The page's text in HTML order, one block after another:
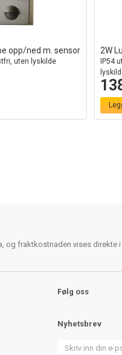
opp/ned m. sensor
uten lyskilde
2W
IP54
og fraktkostnaden vises direkte
Følg oss
Nyhetsbrev